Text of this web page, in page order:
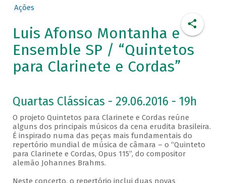
Ações
Luis Afonso Montanha e
Ensemble SP / “Quintetos
para Clarinete e Cordas”
Quartas Clássicas - 29.06.2016 - 19h
O projeto Quintetos para Clarinete e Cordas reúne
alguns dos principais músicos da cena erudita brasileira.
É inspirado numa das peças mais fundamentais do
repertório mundial de música de câmara – o “Quinteto
para Clarinete e Cordas, Opus 115”, do compositor
alemão Johannes Brahms.